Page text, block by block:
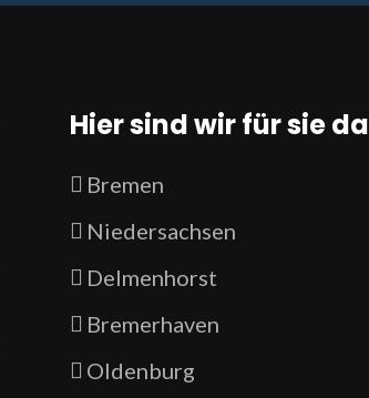
Hier sind wir für sie da
Bremen
Niedersachsen
Delmenhorst
Bremerhaven
Oldenburg